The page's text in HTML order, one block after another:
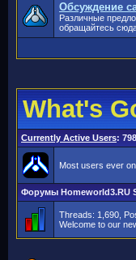
Обсуждение
Различные
обращайтесь
What's
Currently Active Users:
Most users ever
Форумы Homeworld3.RU
Threads: 1,690,
Welcome to our